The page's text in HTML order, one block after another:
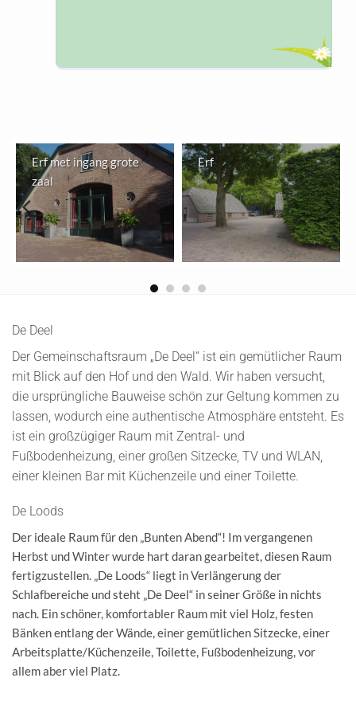
Erf met ingang grote
zaal
Erf
De Deel
Der Gemeinschaftsraum „De Deel“ ist ein gemütlicher Raum
mit Blick auf den Hof und den Wald. Wir haben versucht,
die ursprüngliche Bauweise schön zur Geltung kommen zu
lassen, wodurch eine authentische Atmosphäre entsteht. Es
ist ein großzügiger Raum mit Zentral- und
Fußbodenheizung, einer großen Sitzecke, TV und WLAN,
einer kleinen Bar mit Küchenzeile und einer Toilette.
De Loods
Der ideale Raum für den „Bunten Abend“! Im vergangenen
Herbst und Winter wurde hart daran gearbeitet, diesen Raum
fertigzustellen. „De Loods“ liegt in Verlängerung der
Schlafbereiche und steht „De Deel“ in seiner Größe in nichts
nach. Ein schöner, komfortabler Raum mit viel Holz, festen
Bänken entlang der Wände, einer gemütlichen Sitzecke, einer
Arbeitsplatte/Küchenzeile, Toilette, Fußbodenheizung, vor
allem aber viel Platz.